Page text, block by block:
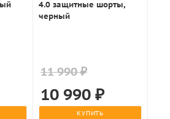
4.0 защитные шорты,
черный
11 990 ₽
10 990 ₽
КУПИТЬ